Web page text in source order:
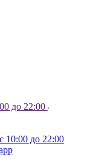
до 22:00
10:00 до 22:00